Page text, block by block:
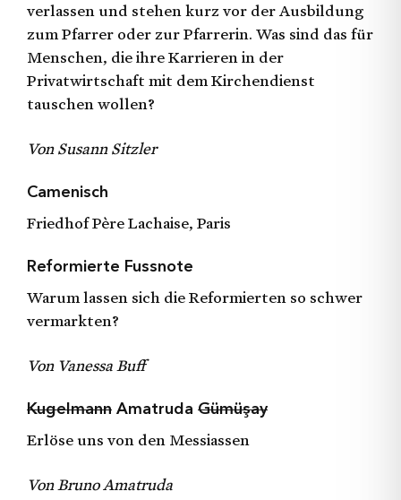
verlassen und stehen kurz vor der Ausbildung
zum Pfarrer oder zur Pfarrerin. Was sind das für
Menschen, die ihre Karrieren in der
Privatwirtschaft mit dem Kirchendienst
tauschen wollen?
Von Susann Sitzler
Camenisch
Friedhof Père Lachaise, Paris
Reformierte Fussnote
Warum lassen sich die Reformierten so schwer
vermarkten?
Von Vanessa Buff
Kugelmann Amatruda Gümüşay
Erlöse uns von den Messiassen
Von Bruno Amatruda